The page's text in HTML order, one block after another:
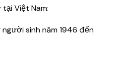
Việt Nam:
sinh năm 1946 đến